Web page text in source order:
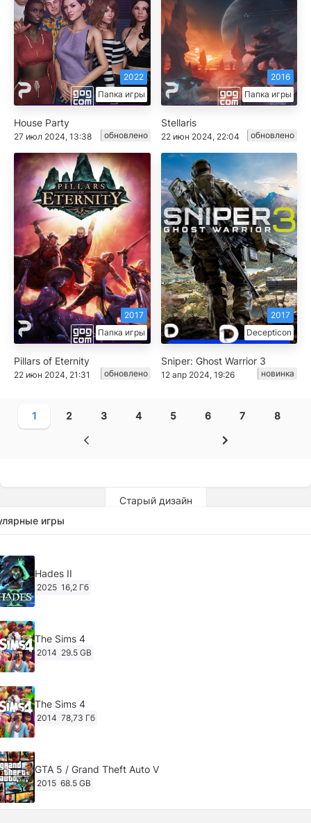
Папка игры
2022
House Party
27 июл 2024, 13:38 обновлено
Папка игры
2016
Stellaris
22 июн 2024, 22:04 обновлено
Папка игры
2017
Pillars of Eternity
22 июн 2024, 21:31 обновлено
Decepticon
2017
Sniper: Ghost Warrior 3
12 апр 2024, 19:26 новинка
1 2 3 4 5 6 7 8
Старый дизайн
игры
Hades II
2025 16,2 Гб
The Sims 4
2014 29.5 GB
The Sims 4
2014 78,73 Гб
GTA 5 / Grand Theft Auto V
2015 68.5 GB